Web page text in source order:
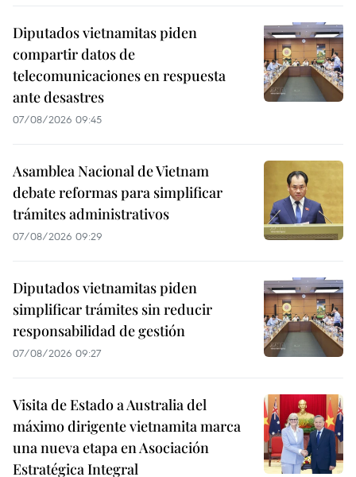
Diputados vietnamitas piden
compartir datos de
telecomunicaciones en respuesta
ante desastres
07/08/2026 09:45
Asamblea Nacional de Vietnam
debate reformas para simplificar
trámites administrativos
07/08/2026 09:29
Diputados vietnamitas piden
simplificar trámites sin reducir
responsabilidad de gestión
07/08/2026 09:27
Visita de Estado a Australia del
máximo dirigente vietnamita marca
una nueva etapa en Asociación
Estratégica Integral